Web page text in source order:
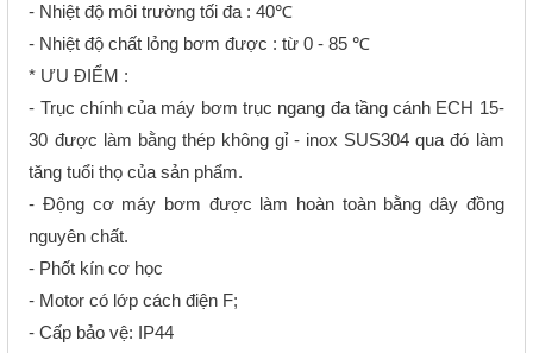
- Nhiệt độ môi trường tối đa : 40℃
- Nhiệt độ chất lỏng bơm được : từ 0 - 85 ℃
* ƯU ĐIỂM :
- Trục chính của máy bơm trục ngang đa tầng cánh ECH 15-
30 được làm bằng thép không gỉ - inox SUS304 qua đó làm
tăng tuổi thọ của sản phẩm.
- Động cơ máy bơm được làm hoàn toàn bằng dây đồng
nguyên chất.
- Phốt kín cơ học
- Motor có lớp cách điện F;
- Cấp bảo vệ: IP44